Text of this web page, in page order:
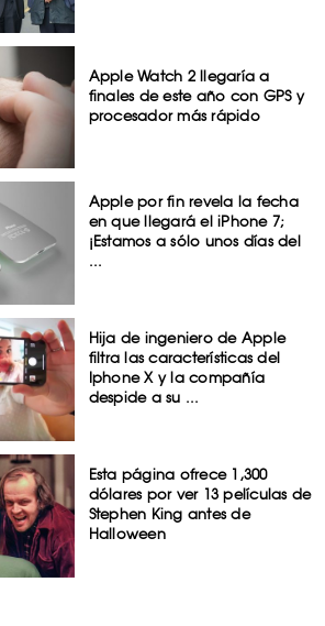
Apple Watch 2 llegaría a
finales de este año con GPS y
procesador más rápido
Apple por fin revela la fecha
en que llegará el iPhone 7;
¡Estamos a sólo unos días del
...
Hija de ingeniero de Apple
filtra las características del
Iphone X y la compañía
despide a su ...
Esta página ofrece 1,300
dólares por ver 13 películas de
Stephen King antes de
Halloween